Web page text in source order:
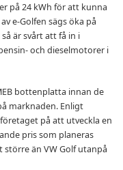
på 24 kWh för att kunna
e-Golfen sägs öka på
är svårt att få in i
och dieselmotorer i
bottenplatta innan de
marknaden. Enligt
på att utveckla en
pris som planeras
större än VW Golf utanpå